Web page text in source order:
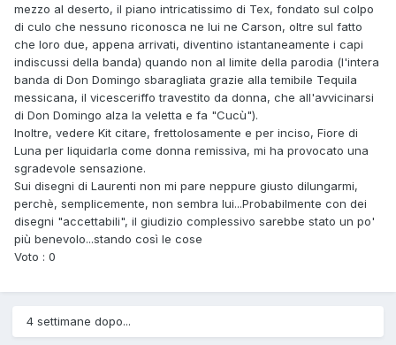
mezzo al deserto, il piano intricatissimo di Tex, fondato sul colpo
di culo che nessuno riconosca ne lui ne Carson, oltre sul fatto
che loro due, appena arrivati, diventino istantaneamente i capi
indiscussi della banda) quando non al limite della parodia (l'intera
banda di Don Domingo sbaragliata grazie alla temibile Tequila
messicana, il vicesceriffo travestito da donna, che all'avvicinarsi
di Don Domingo alza la veletta e fa "Cucù").
Inoltre, vedere Kit citare, frettolosamente e per inciso, Fiore di
Luna per liquidarla come donna remissiva, mi ha provocato una
sgradevole sensazione.
Sui disegni di Laurenti non mi pare neppure giusto dilungarmi,
perchè, semplicemente, non sembra lui...Probabilmente con dei
disegni "accettabili", il giudizio complessivo sarebbe stato un po'
più benevolo...stando così le cose
Voto : 0
4 settimane dopo...